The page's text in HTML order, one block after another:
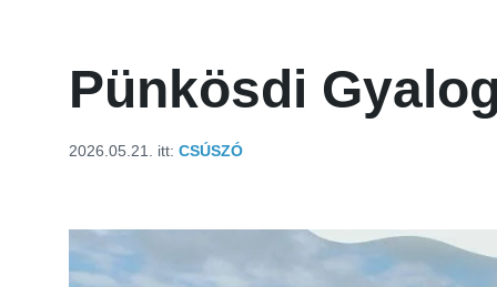
Pünkösdi
2026.05.21. itt: CSÚSZÓ